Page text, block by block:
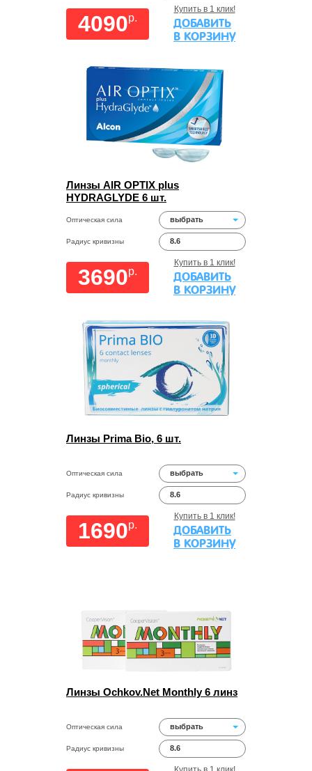
4090p.
Купить в 1 клик!
ДОБАВИТЬ
В КОРЗИНУ
Линзы AIR OPTIX plus
HYDRAGLYDE 6 шт.
Оптическая сила выбрать
Радиус кривизны 8.6
3690p.
Купить в 1 клик!
ДОБАВИТЬ
В КОРЗИНУ
Линзы Prima Bio, 6 шт.
Оптическая сила выбрать
Радиус кривизны 8.6
1690p.
Купить в 1 клик!
ДОБАВИТЬ
В КОРЗИНУ
Линзы Ochkov.Net Monthly 6 линз
Оптическая сила выбрать
Радиус кривизны 8.6